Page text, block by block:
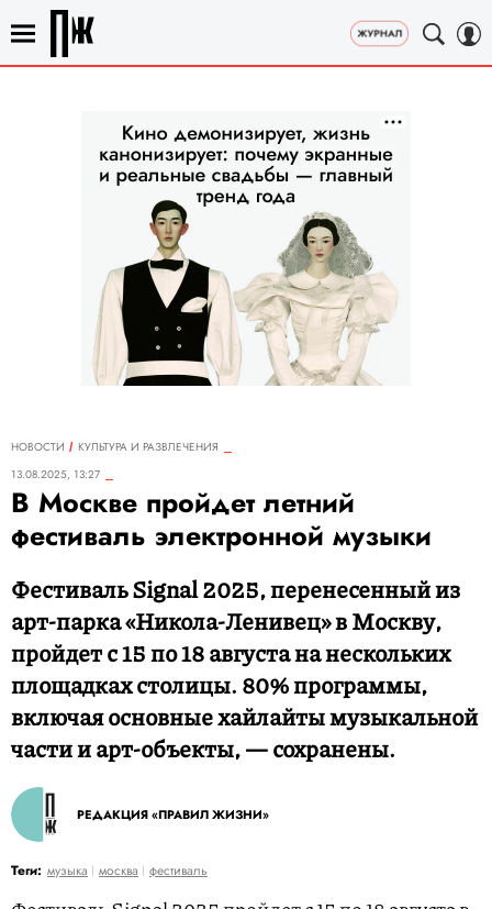
НОВОСТИ
КУЛЬТУРА И РАЗВЛЕЧЕНИЯ
13.08.2025, 13:27
В Москве пройдет летний
фестиваль электронной музыки
Фестиваль Signal 2025, перенесенный из
арт-парка «Никола-Ленивец» в Москву,
пройдет с 15 по 18 августа на нескольких
площадках столицы. 80% программы,
включая основные хайлайты музыкальной
части и арт-объекты, — сохранены.
РЕДАКЦИЯ «ПРАВИЛ ЖИЗНИ»
Теги: музыка москва фестиваль